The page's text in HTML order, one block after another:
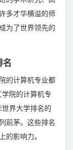
多才华横溢的师
为了世界领先的
名
的计算机专业都
院的计算机专
界大学排名的
前茅。这些排名
的影响力。